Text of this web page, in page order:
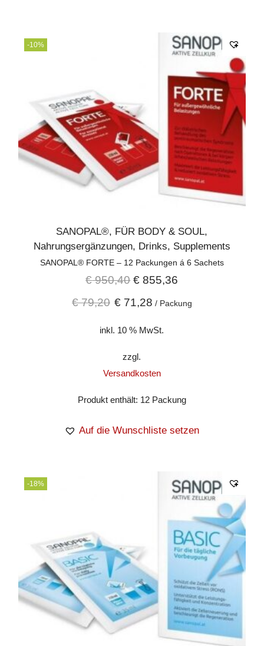
-10%
SANOPAL®, FÜR BODY & SOUL,
Nahrungsergänzungen, Drinks, Supplements
SANOPAL® FORTE – 12 Packungen á 6 Sachets
€950,40 € 855,36
€79,20 €71,28 / Packung
inkl. 10 % MwSt.
zzgl.
Versandkosten
Produkt enthält: 12 Packung
Auf die Wunschliste setzen
-18%